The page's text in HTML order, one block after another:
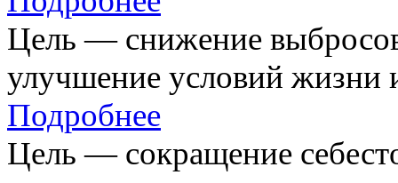
Цель — снижение
улучшение условий жизни
Подробнее
Цель — сокращение